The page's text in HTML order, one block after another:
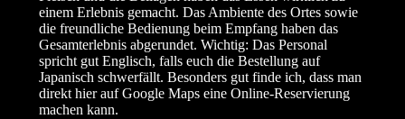
einem Erlebnis gemacht. Das Ambiente des Ortes sowie
die freundliche Bedienung beim Empfang haben das
Gesamterlebnis abgerundet. Wichtig: Das Personal
spricht gut Englisch, falls euch die Bestellung auf
Japanisch schwerfällt. Besonders gut finde ich, dass man
direkt hier auf Google Maps eine Online-Reservierung
machen kann.